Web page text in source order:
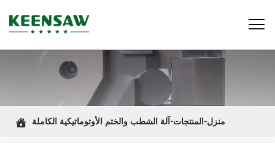

 منزل-المنتجات-آلة الشطب والختم الأوتوماتيكية الكاملة